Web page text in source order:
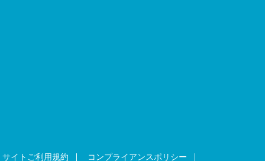
サイトご利用規約 コンプライアンスポリシー